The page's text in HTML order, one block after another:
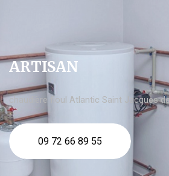
ARTISAN
chaudière fioul Atlantic Saint Jacques
09 72 66 89 55